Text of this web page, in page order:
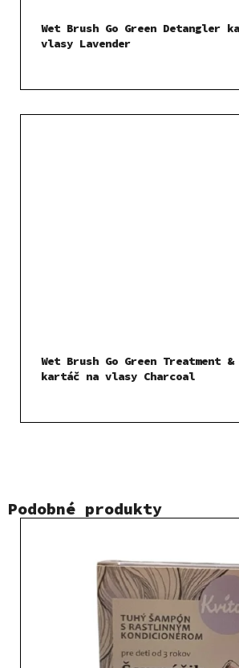
Wet Brush Go Green Detangler
vlasy Lavender
Wet Brush Go Green Treatment
kartáč na vlasy Charcoal
Podobné produkty